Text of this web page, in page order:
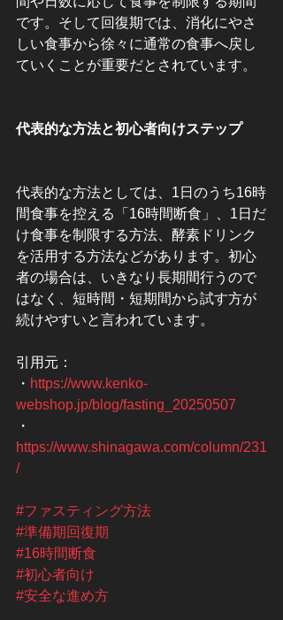
です。そして回復期では、消化にやさ
しい食事から徐々に通常の食事へ戻し
ていくことが重要だとされています。
代表的な方法と初心者向けステップ
代表的な方法としては、1日のうち16時
間食事を控える「16時間断食」、1日だ
け食事を制限する方法、酵素ドリンク
を活用する方法などがあります。初心
者の場合は、いきなり長期間行うので
はなく、短時間・短期間から試す方が
続けやすいと言われています。
引用元：
・ https://www.kenko-
webshop.jp/blog/fasting_20250507
・
https://www.shinagawa.com/column/231
/
#ファスティング方法
#準備期回復期
#16時間断食
#初心者向け
#安全な進め方